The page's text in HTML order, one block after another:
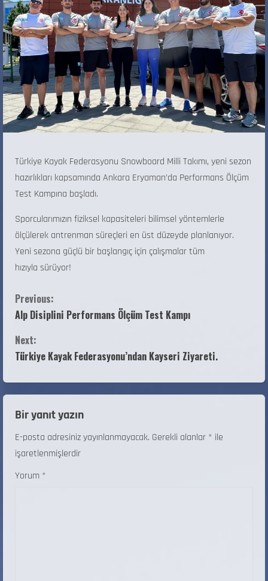
Türkiye Kayak Federasyonu Snowboard Milli Takımı, yeni sezon
hazırlıkları kapsamında Ankara Eryaman’da Performans Ölçüm
Test Kampına başladı.
Sporcularımızın fiziksel kapasiteleri bilimsel yöntemlerle
ölçülerek antrenman süreçleri en üst düzeyde planlanıyor.
Yeni sezona güçlü bir başlangıç için çalışmalar tüm
hızıyla sürüyor!
Previous:
Alp Disiplini Performans Ölçüm Test Kampı
Next:
Türkiye Kayak Federasyonu’ndan Kayseri Ziyareti.
Bir yanıt yazın
E-posta adresiniz yayınlanmayacak. Gerekli alanlar * ile
işaretlenmişlerdir
Yorum *